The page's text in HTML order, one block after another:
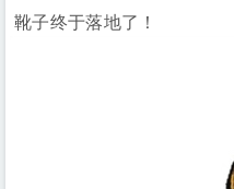
靴子终于落地了！